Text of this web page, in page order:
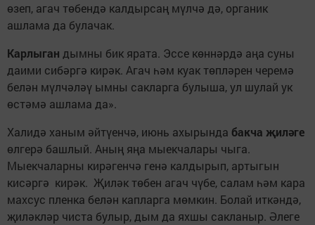
өзеп, агач төбендә калдырсаң мүлчә дә, органик
ашлама да булачак.
Карлыган дымны бик ярата. Эссе көннәрдә аңа суны
даими сибәргә кирәк. Агач һәм куак төпләрен черемә
белән мүлчәләү ымны сакларга булыша, ул шулай ук
өстәмә ашлама да».
Халидә ханым әйтүенчә, июнь ахырында бакча җиләге
өлгерә башлый. Аның яңа мыекчалары чыга.
Мыекчаларны кирәгенчә генә калдырып, артыгын
кисәргә кирәк. Җиләк төбен агач чүбе, салам һәм кара
махсус пленка белән капларга мөмкин. Болай иткәндә,
җиләкләр чиста булыр, дым да яхшы сакланыр. Әлеге